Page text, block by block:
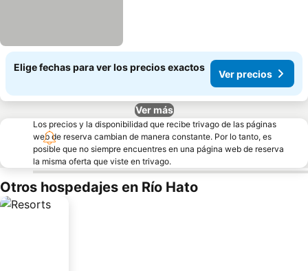
Elige fechas para ver los precios exactos
Ver precios
Ver más
Los precios y la disponibilidad que recibe trivago de las páginas
web de reserva cambian de manera constante. Por lo tanto, es
posible que no siempre encuentres en una página web de reserva
la misma oferta que viste en trivago.
Otros hospedajes en Río Hato